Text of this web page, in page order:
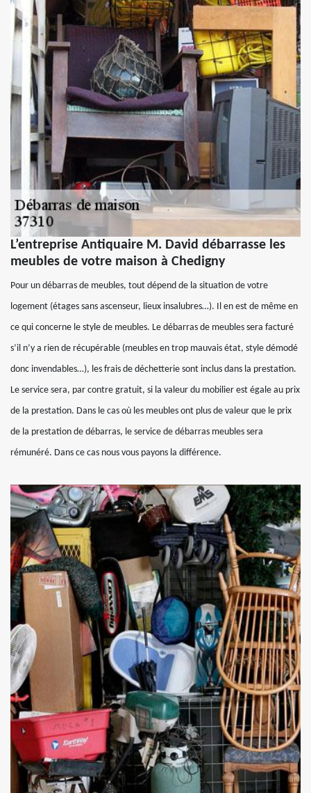
L’entreprise Antiquaire M. David débarrasse les
meubles de votre maison à Chedigny
Pour un débarras de meubles, tout dépend de la situation de votre
logement (étages sans ascenseur, lieux insalubres…). Il en est de même en
ce qui concerne le style de meubles. Le débarras de meubles sera facturé
s’il n’y a rien de récupérable (meubles en trop mauvais état, style démodé
donc invendables…), les frais de déchetterie sont inclus dans la prestation.
Le service sera, par contre gratuit, si la valeur du mobilier est égale au prix
de la prestation. Dans le cas où les meubles ont plus de valeur que le prix
de la prestation de débarras, le service de débarras meubles sera
rémunéré. Dans ce cas nous vous payons la différence.